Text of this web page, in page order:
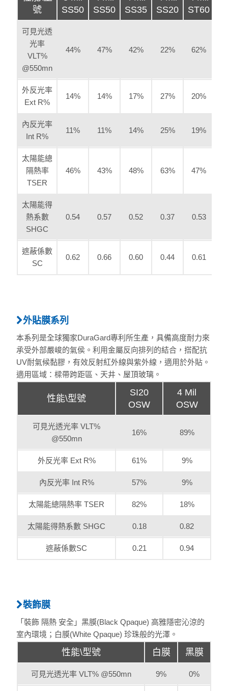
號
SS50
SS50
SS35
SS20
ST60
可見光透
光率
VLT%
@550mn
44% 47% 42% 22% 62%
外反光率
Ext R%
14% 14% 17% 27% 20%
內反光率
Int R%
11% 11% 14% 25% 19%
太陽能總
隔熱率
TSER
46% 43% 48% 63% 47%
太陽能得
熱系數
SHGC
0.54 0.57 0.52 0.37 0.53
遮蔽係數
SC
0.62 0.66 0.60 0.44 0.61
外貼膜系列
本系列是全球獨家DuraGard專利所生產，具備高度耐力來
承受外部嚴峻的氣侯。利用金屬反向排列的結合，搭配抗
UV耐氣候黏膠，有效反射紅外線與紫外線，適用於外貼。
適用區域：樑帶跨距區、天井、屋頂玻璃。
性能\型號
SI20
OSW
4 Mil
OSW
可見光透光率 VLT%
@550mn
16% 89%
外反光率 Ext R% 61% 9%
內反光率 Int R% 57% 9%
太陽能總隔熱率 TSER 82% 18%
太陽能得熱系數 SHGC 0.18 0.82
遮蔽係數SC 0.21 0.94
裝飾膜
「裝飾 隔熱 安全」黑膜(Black Qpaque) 高雅隱密沁涼的
室內環境；白膜(White Qpaque) 珍珠般的光澤。
性能\型號 白膜 黑膜
可見光透光率 VLT% @550mn 9% 0%